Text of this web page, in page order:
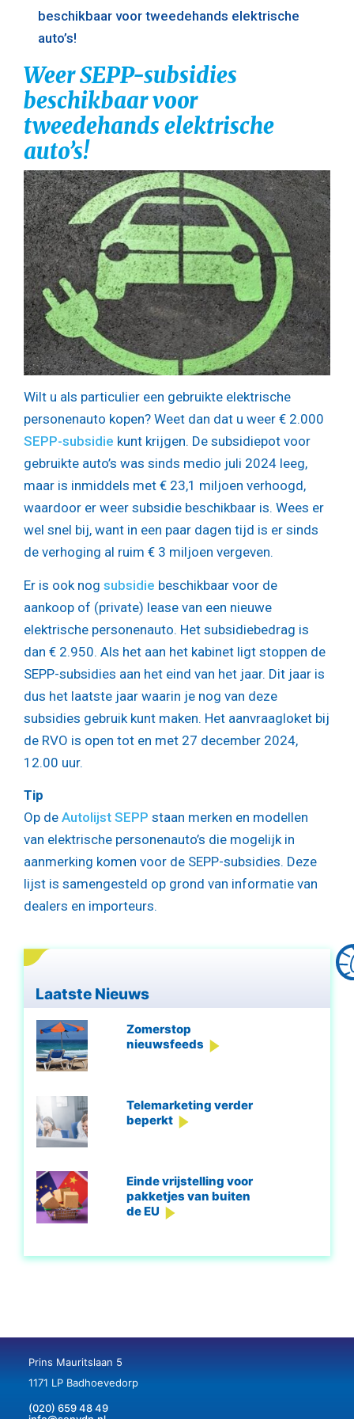
beschikbaar voor tweedehands elektrische
auto’s!
Weer SEPP-subsidies
beschikbaar voor
tweedehands elektrische
auto’s!
Wilt u als particulier een gebruikte elektrische
personenauto kopen? Weet dan dat u weer € 2.000
SEPP-subsidie kunt krijgen. De subsidiepot voor
gebruikte auto’s was sinds medio juli 2024 leeg,
maar is inmiddels met € 23,1 miljoen verhoogd,
waardoor er weer subsidie beschikbaar is. Wees er
wel snel bij, want in een paar dagen tijd is er sinds
de verhoging al ruim € 3 miljoen vergeven.
Er is ook nog subsidie beschikbaar voor de
aankoop of (private) lease van een nieuwe
elektrische personenauto. Het subsidiebedrag is
dan € 2.950. Als het aan het kabinet ligt stoppen de
SEPP-subsidies aan het eind van het jaar. Dit jaar is
dus het laatste jaar waarin je nog van deze
subsidies gebruik kunt maken. Het aanvraagloket bij
de RVO is open tot en met 27 december 2024,
12.00 uur.
Tip
Op de Autolijst SEPP staan merken en modellen
van elektrische personenauto’s die mogelijk in
aanmerking komen voor de SEPP-subsidies. Deze
lijst is samengesteld op grond van informatie van
dealers en importeurs.
Laatste Nieuws
Zomerstop
nieuwsfeeds
Telemarketing verder
beperkt
Einde vrijstelling voor
pakketjes van buiten
de EU
Prins Mauritslaan 5
1171 LP Badhoevedorp
(020) 659 48 49